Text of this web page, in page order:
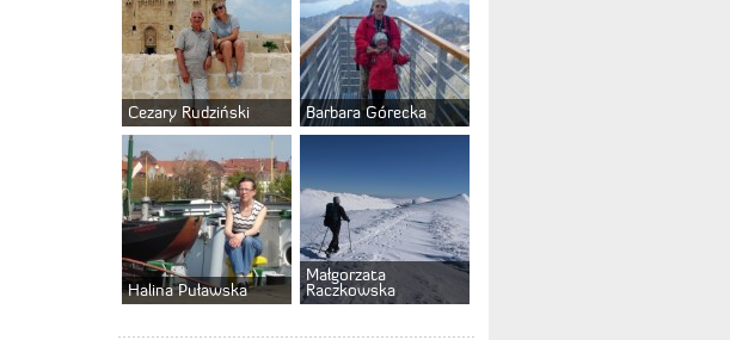
Cezary Rudziński Barbara Górecka
Halina Puławska
Małgorzata
Raczkowska